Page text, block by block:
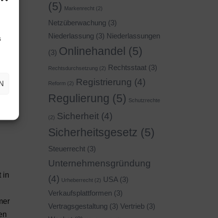
in
(5) Markenrecht(2)
Netzüberwachung (3)
Niederlassung (3) Niederlassungen
(3) Onlinehandel (5)
Rechtsdurchsetzung (2) Rechtsstaat(3)
Reform (2) Registrierung (4)
Regulierung (5) Schutzrechte
(2) Sicherheit(4)
Sicherheitsgesetz (5)
Steuerrecht(3)
Unternehmensgründung
(4) Urheberrecht(2) USA(3)
Verkaufsplattformen (3)
Vertragsgestaltung (3) Vertrieb(3)